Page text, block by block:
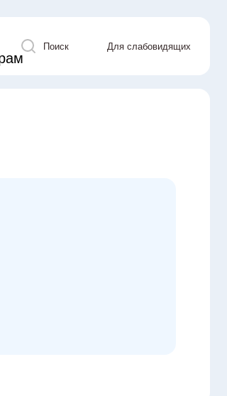
Поиск Для слабовидящих